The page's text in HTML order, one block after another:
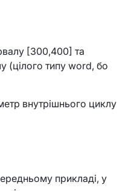
[300,400] та
(цілого типу word, бо
внутрішнього циклу
прикладі, у